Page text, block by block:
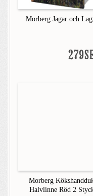
Morberg Jagar och
Morberg
Halvlinne Röd 2